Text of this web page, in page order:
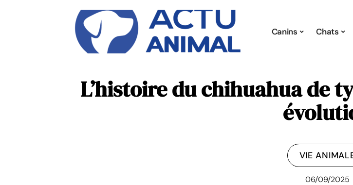
Canins Chats
L’histoire du chihuahua de
VIE
06/09/2025